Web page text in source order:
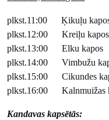
plkst.11:00 Ķikuļu
plkst.12:00 Kreiļu kapos
plkst.13:00 Elku kapos
plkst.14:00 Vimbužu
plkst.15:00 Cikundes
plkst.16:00 Kalnmuižas
Kandavas kapsētās: